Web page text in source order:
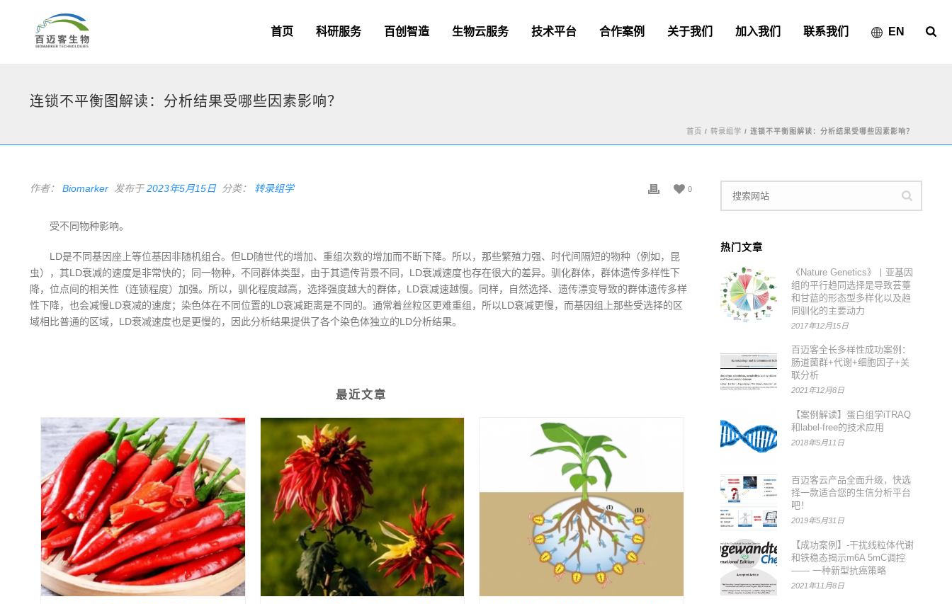
首页 科研服务 百创智造 生物云服务 技术平台 合作案例 关于我们 加入我们 联系我们 EN
连锁不平衡图解读：分析结果受哪些因素影响？
首页 / 转录组学 / 连锁不平衡图解读：分析结果受哪些因素影响？
作者： Biomarker 发布于2023年5月15日 分类： 转录组学 0
受不同物种影响。
LD是不同基因座上等位基因非随机组合。但LD随世代的增加、重组次数的增加而不断下降。所以，那些繁殖力强、时代间隔短的物种（例如，昆
虫），其LD衰减的速度是非常快的；同一物种，不同群体类型，由于其遗传背景不同，LD衰减速度也存在很大的差异。驯化群体，群体遗传多样性下
降，位点间的相关性（连锁程度）加强。所以，驯化程度越高，选择强度越大的群体，LD衰减速越慢。同样，自然选择、遗传漂变导致的群体遗传多样
性下降，也会减慢LD衰减的速度；染色体在不同位置的LD衰减距离是不同的。通常着丝粒区更难重组，所以LD衰减更慢，而基因组上那些受选择的区
域相比普通的区域，LD衰减速度也是更慢的，因此分析结果提供了各个染色体独立的LD分析结果。
最近文章
热门文章
《Nature Genetics》丨亚基因
组的平行趋同选择是导致芸薹
和甘蓝的形态型多样化以及趋
同驯化的主要动力
2017年12月15日
百迈客全长多样性成功案例：
肠道菌群+代谢+细胞因子+关
联分析
2021年12月8日
【案例解读】蛋白组学iTRAQ
和label-free的技术应用
2018年5月11日
百迈客云产品全面升级，快选
择一款适合您的生信分析平台
吧！
2019年5月31日
【成功案例】-干扰线粒体代谢
和铁稳态揭示m6A 5mC调控
—— 一种新型抗癌策略
2021年11月8日